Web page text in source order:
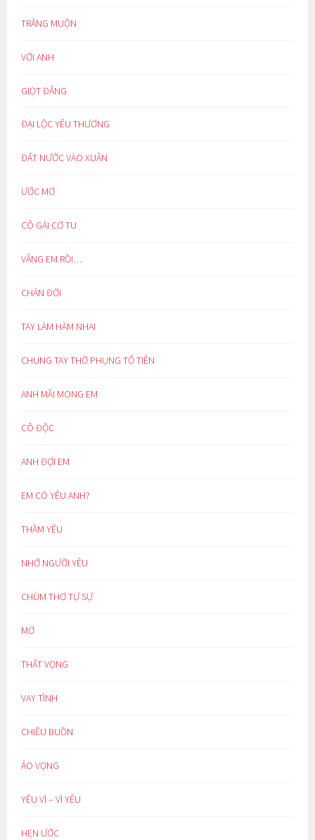
TRĂNG MUỘN
VỚI ANH
GIỌT ĐẮNG
ĐẠI LỘC YÊU THƯƠNG
ĐẤT NƯỚC VÀO XUÂN
ƯỚC MƠ
CÔ GÁI CƠ TU
VẮNG EM RỒI…
CHÁN ĐỜI
TAY LÀM HÀM NHAI
CHUNG TAY THỜ PHỤNG TỔ TIÊN
ANH MÃI MONG EM
CÔ ĐỘC
ANH ĐỢI EM
EM CÓ YÊU ANH?
THẦM YÊU
NHỚ NGƯỜI YÊU
CHÙM THƠ TỰ SỰ
MƠ
THẤT VỌNG
VAY TÌNH
CHIỀU BUỒN
ẢO VỌNG
YÊU VÌ – VÌ YÊU
HẸN ƯỚC